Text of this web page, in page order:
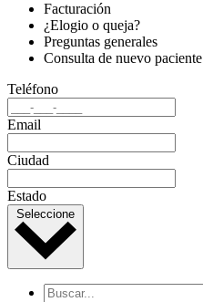
Facturación
¿Elogio o queja?
Preguntas generales
Consulta de nuevo paciente
Teléfono
Email
Ciudad
Estado
Seleccione